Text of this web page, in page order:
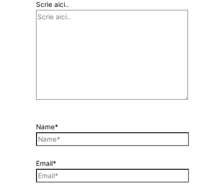
Scrie aici..
Name*
Email*